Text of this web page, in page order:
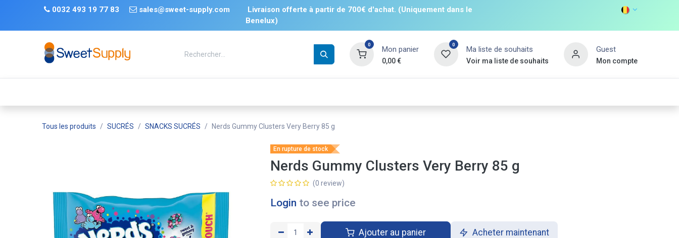
Se rendre au contenu
0032 493 19 77 83 ​ sales@sweet-supply.com
Livraison offerte à partir de 700€ d'achat. (Uniquement dans le
Benelux)
0 Mon panier
0,00€
0 Ma liste de souhaits
Voir ma liste de souhaits
Guest
Mon compte
TRENDS DISCOVER
Tous les produits SUCRÉS SNACKS SUCRÉS Nerds Gummy Clusters Very Berry 85 g
En rupture de stock
Nerds Gummy Clusters Very Berry 85 g
(0 review)
Login to see price
Ajouter au panier Acheter maintenant